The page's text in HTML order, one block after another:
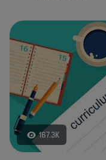
167.3K